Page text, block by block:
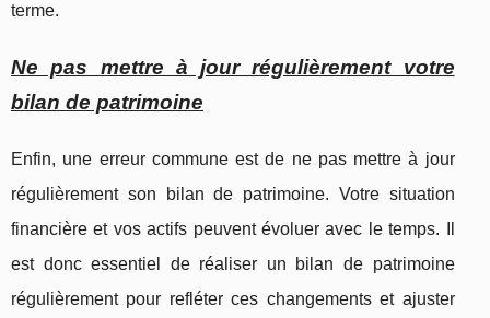
terme.
Ne pas mettre à jour régulièrement votre
bilan de patrimoine
Enfin, une erreur commune est de ne pas mettre à jour
régulièrement son bilan de patrimoine. Votre situation
financière et vos actifs peuvent évoluer avec le temps. Il
est donc essentiel de réaliser un bilan de patrimoine
régulièrement pour refléter ces changements et ajuster